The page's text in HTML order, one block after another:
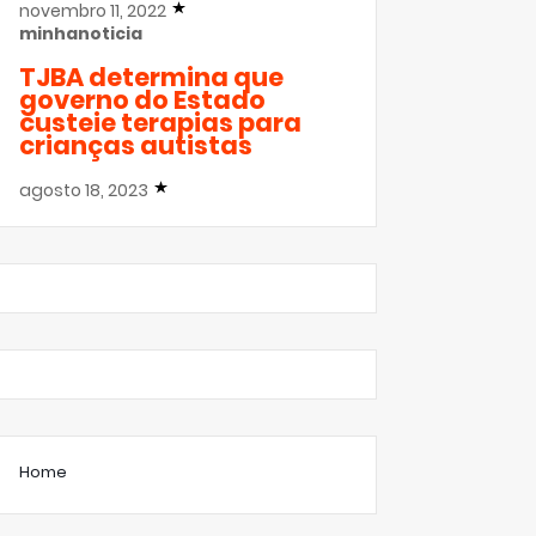
novembro 11, 2022
minhanoticia
TJBA determina que
governo do Estado
custeie terapias para
crianças autistas
agosto 18, 2023
Home